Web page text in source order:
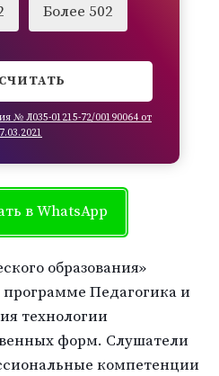
Более 502
№ Л035-01215-72/00190064 от
в WhatsApp
образования»
Педагогика и
технологии
форм. Слушатели
компетенции